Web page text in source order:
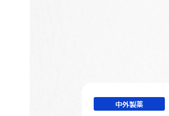
中外製薬